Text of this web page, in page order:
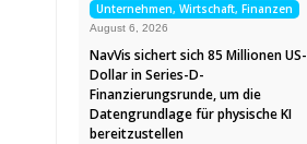
Unternehmen, Wirtschaft, Finanzen
August 6, 2026
NavVis sichert sich 85 Millionen US-
Dollar in Series-D-
Finanzierungsrunde, um die
Datengrundlage für physische KI
bereitzustellen